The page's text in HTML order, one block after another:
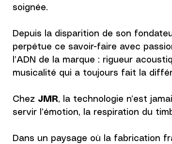
soignée.
Depuis la disparition de son
perpétue ce savoir-faire avec
l’ADN de la marque : rigueur
musicalité qui a toujours fait la
Chez JMR, la technologie n’est
servir l’émotion, la respiration du
Dans un paysage où la fabrication